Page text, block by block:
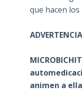
que hacen
ADVERTENCIA
animen a